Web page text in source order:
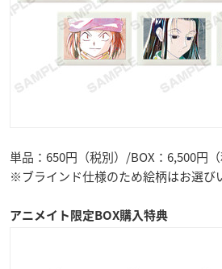
単品：650円（税別）/BOX：6,500円（
※ブラインド仕様のため絵柄はお選び
アニメイト限定BOX購入特典